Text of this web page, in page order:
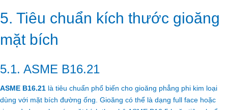
5. Tiêu chuẩn kích thước gioăng
mặt bích
5.1. ASME B16.21
ASME B16.21 là tiêu chuẩn phổ biến cho gioăng phẳng phi kim loại
dùng với mặt bích đường ống. Gioăng có thể là dạng full face hoặc